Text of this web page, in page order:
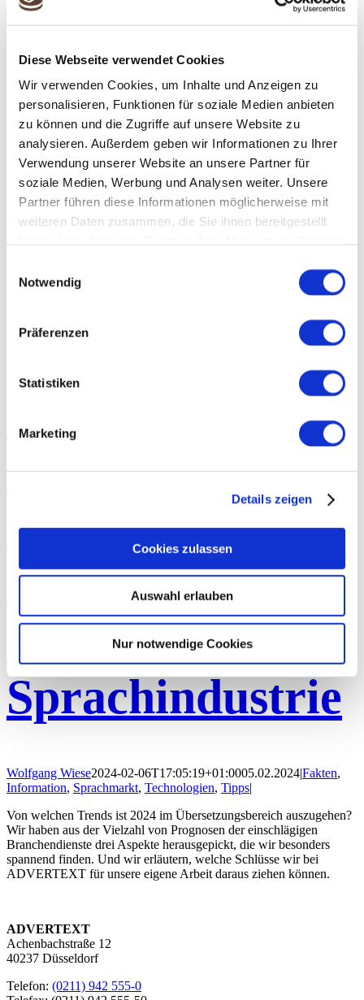
Diese Webseite verwendet Cookies
Wir verwenden Cookies, um Inhalte und Anzeigen zu
personalisieren, Funktionen für soziale Medien anbieten
zu können und die Zugriffe auf unsere Website zu
analysieren. Außerdem geben wir Informationen zu Ihrer
Verwendung unserer Website an unsere Partner für
soziale Medien, Werbung und Analysen weiter. Unsere
Partner führen diese Informationen möglicherweise mit
weiteren Daten zusammen, die Sie ihnen bereitgestellt
Notwendig
Präferenzen
Statistiken
Marketing
Details zeigen
Cookies zulassen
Auswahl erlauben
Nur notwendige Cookies
Cases
Kunden
Leistungen
Deutsches Lektorat
Übersetzungen
Fremdsprachenlektorat
Know-how
Geschäftsberichte
Einheitlichkeit
Corporate Styleguides
Genderneutrale Sprache
Technologien
EN
Wohin 2024 die Reise geht: ein Blick in die Kristallkugel der
Sprachindustrie
Wohin 2024 die
Reise geht: ein
Blick in die
Kristallkugel
der
Sprachindustrie
Wolfgang Wiese2024-02-06T17:05:19+01:0005.02.2024|Fakten,
Information, Sprachmarkt, Technologien, Tipps|
Von welchen Trends ist 2024 im Übersetzungsbereich auszugehen?
Wir haben aus der Vielzahl von Prognosen der einschlägigen
Branchendienste drei Aspekte herausgepickt, die wir besonders
spannend finden. Und wir erläutern, welche Schlüsse wir bei
ADVERTEXT für unsere eigene Arbeit daraus ziehen können.
ADVERTEXT
Achenbachstraße 12
40237 Düsseldorf
Telefon: (0211) 942 555-0